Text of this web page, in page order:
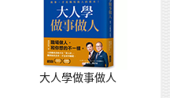
大人學做事做人